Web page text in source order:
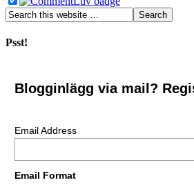
Psst!
Blogginlägg via mail?
Email Address
Email Format